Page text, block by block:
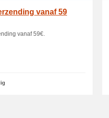
vanaf 59
vanaf 59€.